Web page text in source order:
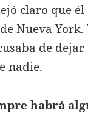
claro que
Nueva
de dejar
nadie.
habrá